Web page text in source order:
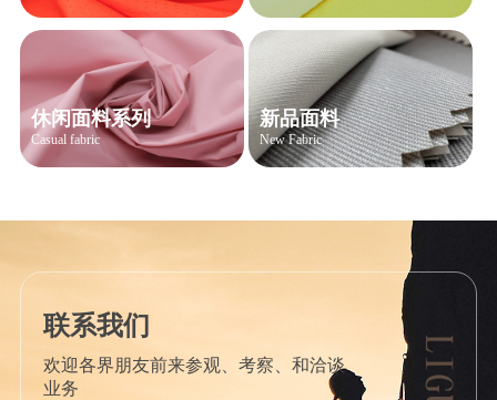
休闲面料系列
Casual fabric
新品面料
New Fabric
联系我们
欢迎各界朋友前来参观、考察、和洽谈
业务